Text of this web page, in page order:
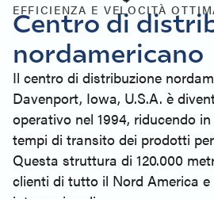
EFFICIENZA E VELOCITÀ
Centro di
nordamericano
Il centro di distribuzione
Davenport, Iowa, U.S.A. è
operativo nel 1994, riducendo
tempi di transito dei prodotti
Questa struttura di 120.000
clienti di tutto il Nord America